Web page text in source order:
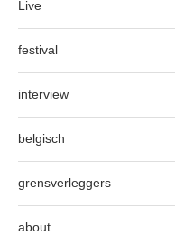
Live
festival
interview
belgisch
grensverleggers
about